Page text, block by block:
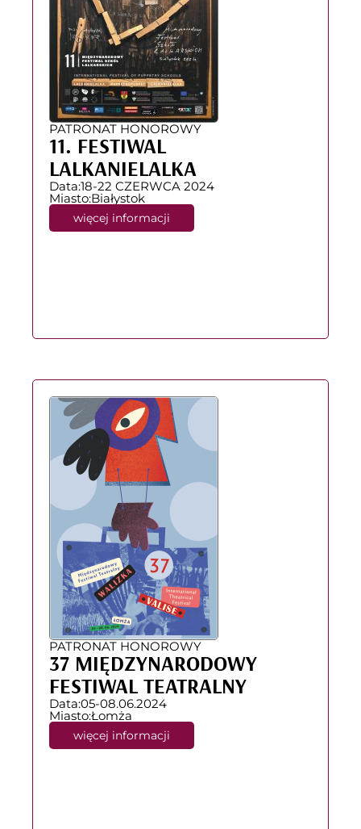
PATRONAT HONOROWY
11. FESTIWAL
LALKANIELALKA
Data:18-22 CZERWCA 2024
Miasto:Białystok
więcej informacji
PATRONAT HONOROWY
37 MIĘDZYNARODOWY
FESTIWAL TEATRALNY
Data:05-08.06.2024
Miasto:Łomża
więcej informacji